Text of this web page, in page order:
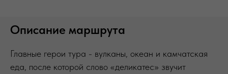
Описание маршрута
Главные герои тура - вулканы, океан и камчатская
еда, после которой слово «деликатес» звучит